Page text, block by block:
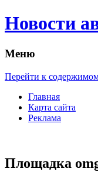
Новости
Меню
Перейти к
Главная
Карта сайта
Реклама
Площадка